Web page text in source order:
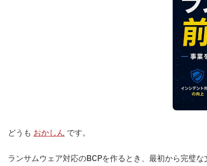
どうも おかしん です。
ランサムウェア対応のBCPを作るとき、最初から完璧